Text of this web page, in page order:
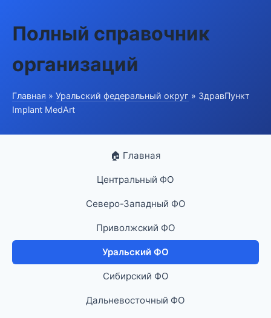
Полный справочник
организаций
Главная » Уральский федеральный округ » ЗдравПункт
Implant MedArt
🏠 Главная
Центральный ФО
Северо-Западный ФО
Приволжский ФО
Уральский ФО
Сибирский ФО
Дальневосточный ФО